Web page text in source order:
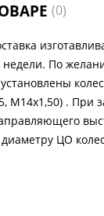
(0)
недели. По
М14х1,50) . При
ЦО